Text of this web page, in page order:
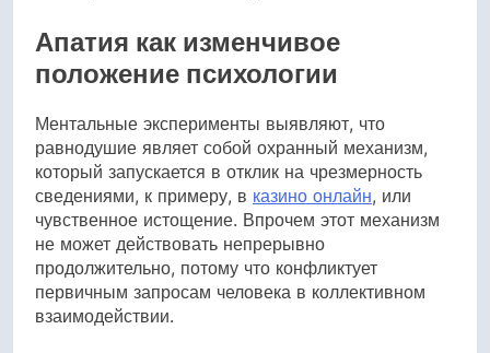
Апатия как изменчивое
положение психологии
Ментальные эксперименты выявляют, что
равнодушие являет собой охранный механизм,
который запускается в отклик на чрезмерность
сведениями, к примеру, в казино онлайн, или
чувственное истощение. Впрочем этот механизм
не может действовать непрерывно
продолжительно, потому что конфликтует
первичным запросам человека в коллективном
взаимодействии.